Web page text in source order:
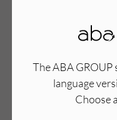
The ABA
language
Choose